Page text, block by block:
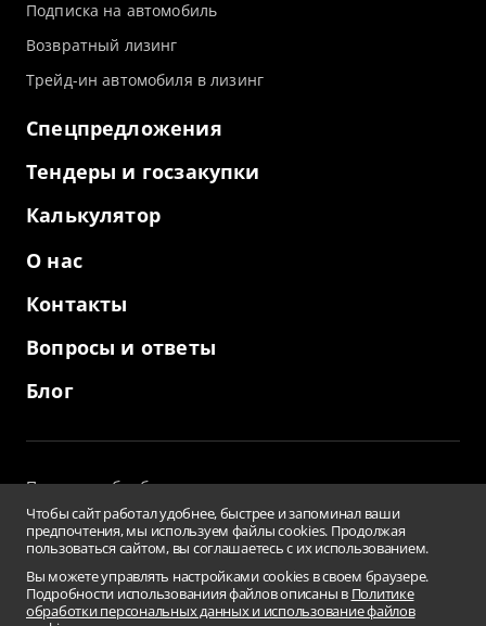
Подписка на автомобиль
Возвратный лизинг
Трейд-ин автомобиля в лизинг
Спецпредложения
Тендеры и госзакупки
Калькулятор
О нас
Контакты
Вопросы и ответы
Блог
Политика обработки персональных данных
и использование файлов cookies
Пользовательское соглашение
Заверения и гарантии
Противодействие коррупции
Условия использования информации сайта
Сводная ведомость результатов проведения СОУТ
Чтобы сайт работал удобнее, быстрее и запоминал ваши
предпочтения, мы используем файлы cookies. Продолжая
пользоваться сайтом, вы соглашаетесь с их использованием.
Вы можете управлять настройками cookies в своем браузере.
Подробности использованиия файлов описаны в Политике
обработки персональных данных и использование файлов